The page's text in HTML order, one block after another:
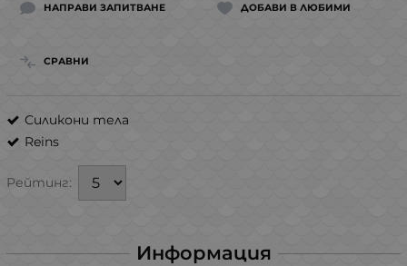
НАПРАВИ ЗАПИТВАНЕ ДОБАВИ В ЛЮБИМИ
СРАВНИ
Силикони тела
Reins
Рейтинг:
Информация